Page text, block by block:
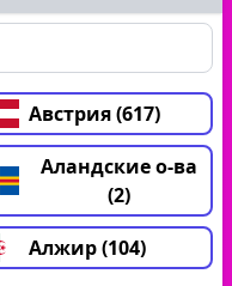
Австрия (617)
Аландские о-ва
(2)
Алжир (104)